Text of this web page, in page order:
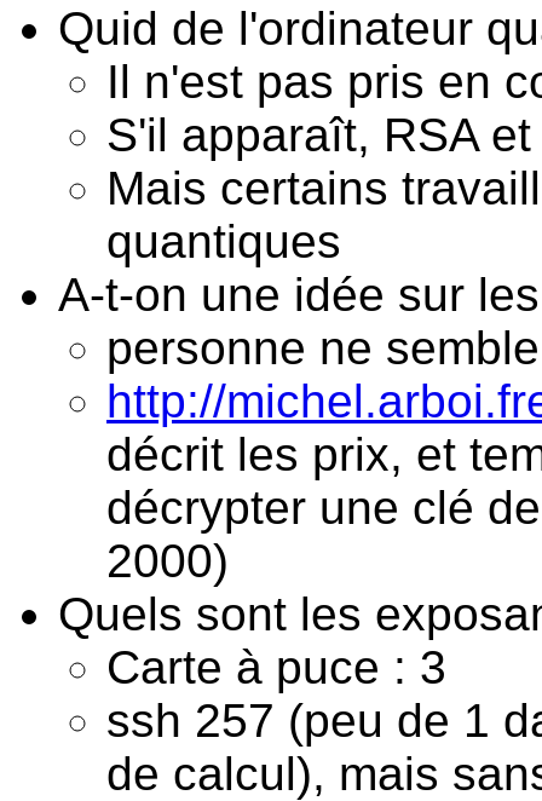
Quid de l'ordinateur
Il n'est pas pris en
S'il apparaît, RSA
Mais certains
quantiques
A-t-on une idée sur
personne ne
http://
décrit les prix, et
décrypter une clé
2000)
Quels sont les
Carte à puce : 3
ssh 257 (peu de 1
de calcul), mais